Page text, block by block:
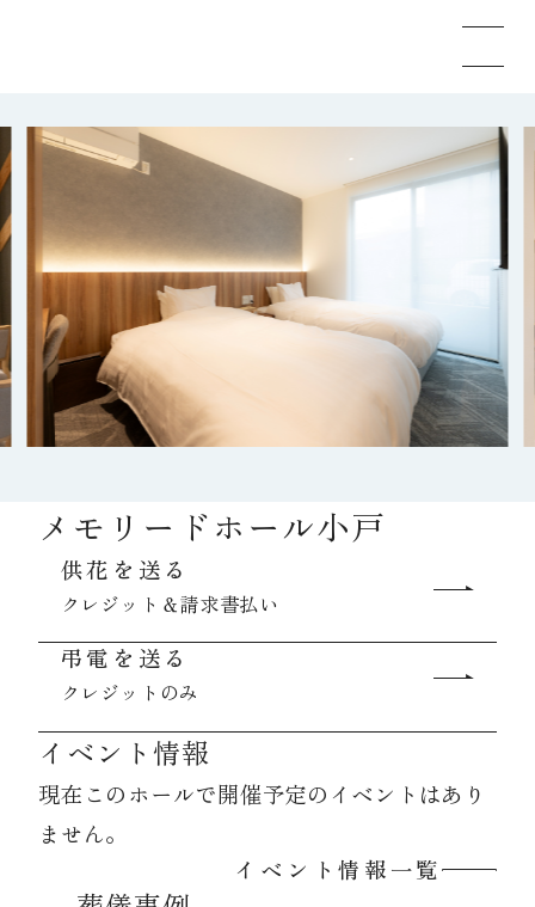
メモリードのお葬式について
葬儀の流れ
事例
施設案内
お知らせ
資料請求
お見積もり
お問合わせ
メモリードホール小戸
供花を送る
クレジット＆請求書払い
弔電を送る
クレジットのみ
イベント情報
現在このホールで開催予定のイベントはあり
ません。
イベント情報一覧